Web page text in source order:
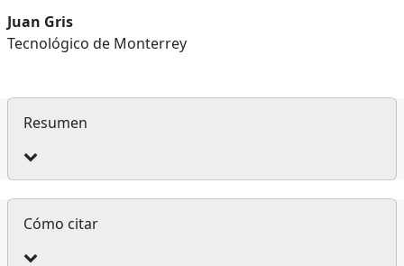
Contenido
principal
artículo
Juan Gris
Tecnológico de Monterrey
Resumen
Detalles
del
Cómo citar